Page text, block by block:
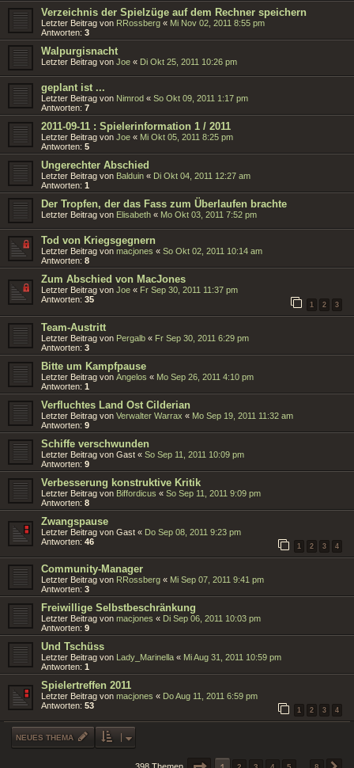
Verzeichnis der Spielzüge auf dem Rechner speichern
Letzter Beitrag von RRossberg « Mi Nov 02, 2011 8:55 pm
Antworten: 3
Walpurgisnacht
Letzter Beitrag von Joe « Di Okt 25, 2011 10:26 pm
geplant ist ...
Letzter Beitrag von Nimrod « So Okt 09, 2011 1:17 pm
Antworten: 7
2011-09-11 : Spielerinformation 1 / 2011
Letzter Beitrag von Joe « Mi Okt 05, 2011 8:25 pm
Antworten: 5
Ungerechter Abschied
Letzter Beitrag von Balduin « Di Okt 04, 2011 12:27 am
Antworten: 1
Der Tropfen, der das Fass zum Überlaufen brachte
Letzter Beitrag von Elisabeth « Mo Okt 03, 2011 7:52 pm
Tod von Kriegsgegnern
Letzter Beitrag von macjones « So Okt 02, 2011 10:14 am
Antworten: 8
Zum Abschied von MacJones
Letzter Beitrag von Joe « Fr Sep 30, 2011 11:37 pm
Antworten: 35
1 2 3
Team-Austritt
Letzter Beitrag von Pergalb « Fr Sep 30, 2011 6:29 pm
Antworten: 3
Bitte um Kampfpause
Letzter Beitrag von Angelos « Mo Sep 26, 2011 4:10 pm
Antworten: 1
Verfluchtes Land Ost Cilderian
Letzter Beitrag von Verwalter Warrax « Mo Sep 19, 2011 11:32 am
Antworten: 9
Schiffe verschwunden
Letzter Beitrag von Gast « So Sep 11, 2011 10:09 pm
Antworten: 9
Verbesserung konstruktive Kritik
Letzter Beitrag von Biffordicus « So Sep 11, 2011 9:09 pm
Antworten: 8
Zwangspause
Letzter Beitrag von Gast « Do Sep 08, 2011 9:23 pm
Antworten: 46
1 2 3 4
Community-Manager
Letzter Beitrag von RRossberg « Mi Sep 07, 2011 9:41 pm
Antworten: 3
Freiwillige Selbstbeschränkung
Letzter Beitrag von macjones « Di Sep 06, 2011 10:03 pm
Antworten: 9
Und Tschüss
Letzter Beitrag von Lady_Marinella « Mi Aug 31, 2011 10:59 pm
Antworten: 1
Spielertreffen 2011
Letzter Beitrag von macjones « Do Aug 11, 2011 6:59 pm
Antworten: 53
1 2 3 4
NEUES THEMA
SEITE 1VON